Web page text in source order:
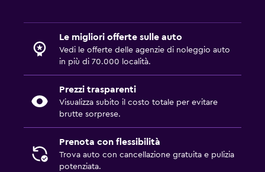
Le migliori offerte sulle auto
Vedi le offerte delle agenzie di noleggio auto
in più di 70.000 località.
Prezzi trasparenti
Visualizza subito il costo totale per evitare
brutte sorprese.
Prenota con flessibilità
Trova auto con cancellazione gratuita e pulizia
potenziata.